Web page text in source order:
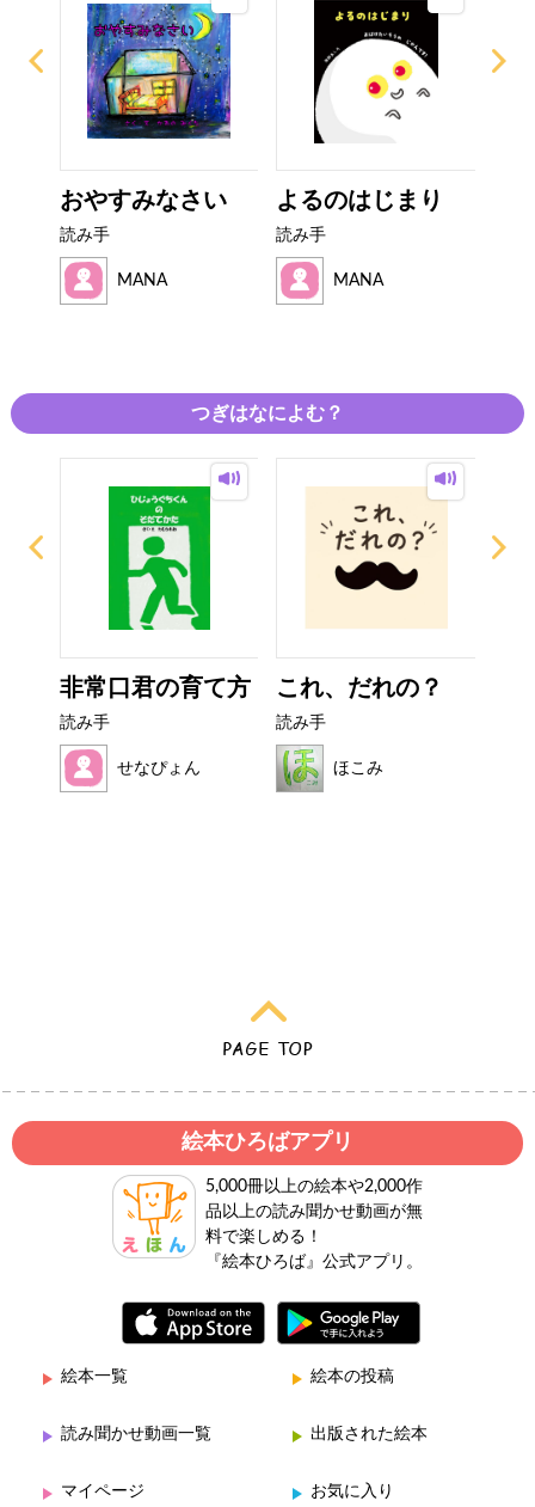
おやすみなさい
読み手
MANA
よるのはじまり
読み手
MANA
つぎはなによむ？
非常口君の育て方
読み手
せなぴょん
これ、だれの？
読み手
ほこみ
絵本ひろばアプリ
5,000冊以上の絵本や2,000作
品以上の読み聞かせ動画が無
料で楽しめる！
『絵本ひろば』公式アプリ。
絵本一覧 絵本の投稿
読み聞かせ動画一覧 出版された絵本
マイページ お気に入り